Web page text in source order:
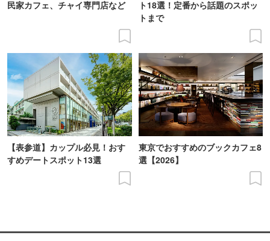
民家カフェ、チャイ専門店など
ト18選！定番から話題のスポッ
トまで
【表参道】カップル必見！おす
すめデートスポット13選
東京でおすすめのブックカフェ8
選【2026】